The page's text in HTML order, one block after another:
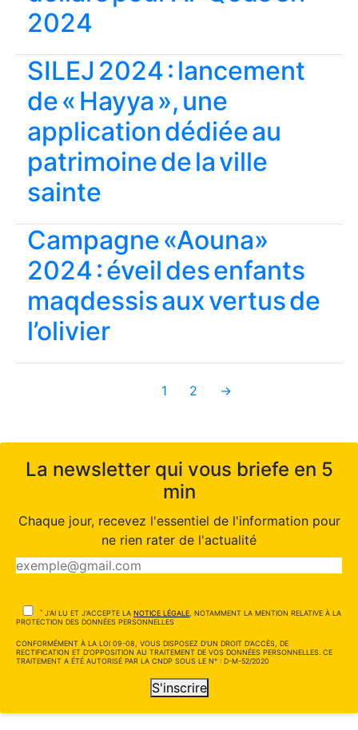
2024
SILEJ 2024 : lancement
de « Hayya », une
application dédiée au
patrimoine de la ville
sainte
Campagne «Aouna»
2024 : éveil des enfants
maqdessis aux vertus de
l’olivier
1 2 →
La newsletter qui vous briefe en 5
min
Chaque jour, recevez l'essentiel de l'information pour
ne rien rater de l'actualité
* J'AI LU ET J'ACCEPTE LA NOTICE LÉGALE , NOTAMMENT LA MENTION RELATIVE À LA
PROTECTION DES DONNÉES PERSONNELLES
CONFORMÉMENT À LA LOI 09-08, VOUS DISPOSEZ D'UN DROIT D'ACCÈS, DE
RECTIFICATION ET D'OPPOSITION AU TRAITEMENT DE VOS DONNÉES PERSONNELLES. CE
TRAITEMENT A ÉTÉ AUTORISÉ PAR LA CNDP SOUS LE N° : D-M-52/2020
S'inscrire